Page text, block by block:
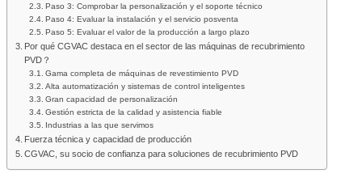
Paso 3: Comprobar la personalización y el soporte técnico
Paso 4: Evaluar la instalación y el servicio posventa
Paso 5: Evaluar el valor de la producción a largo plazo
Por qué CGVAC destaca en el sector de las máquinas de recubrimiento
PVD？
Gama completa de máquinas de revestimiento PVD
Alta automatización y sistemas de control inteligentes
Gran capacidad de personalización
Gestión estricta de la calidad y asistencia fiable
Industrias a las que servimos
Fuerza técnica y capacidad de producción
CGVAC, su socio de confianza para soluciones de recubrimiento PVD